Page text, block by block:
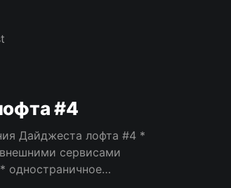
#4
Дайджеста лофта #4 *
сервисами